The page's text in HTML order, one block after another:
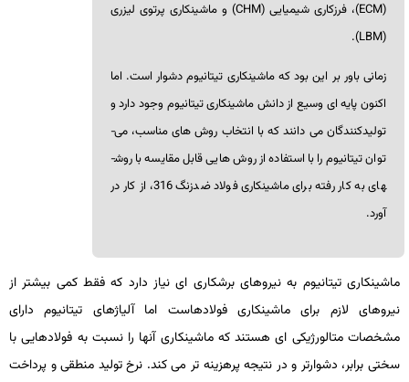
(
ECM)، فرزکاری شیمیایی (CHM) و ماشین­کاری پرتوی لیزری
(
LBM
).
زمانی باور بر این بود که ماشین­کاری تیتانیوم دشوار است. اما
اکنون پایه ­ای وسیع از دانش ماشین­کاری تیتانیوم وجود دارد و
تولیدکنندگان می ­دانند که با انتخاب روش­ های مناسب، می­
توان تیتانیوم را با استفاده از روش­ هایی قابل مقایسه با روش­
های به کار رفته برای ماشین­کاری فولاد ضدزنگ 316، از کار در
آورد.
ماشین­کاری تیتانیوم به نیروهای برشکاری­ ای نیاز دارد که فقط کمی بیشتر از
نیروهای لازم برای ماشین­کاری فولادهاست اما آلیاژهای تیتانیوم دارای
مشخصات متالورژیکی ­ای هستند که ماشین­کاری آنها را نسبت به فولادهایی با
سختی برابر، دشوارتر و در نتیجه پرهزینه ­تر می­ کند. نرخ تولید منطقی و پرداخت